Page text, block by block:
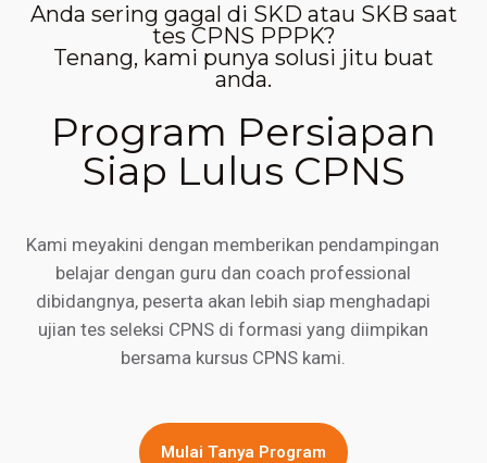
Anda sering gagal di SKD atau SKB saat
tes CPNS PPPK?
Tenang, kami punya solusi jitu buat
anda.
Program Persiapan
Siap Lulus CPNS
Kami meyakini dengan memberikan pendampingan
belajar dengan guru dan coach professional
dibidangnya, peserta akan lebih siap menghadapi
ujian tes seleksi CPNS di formasi yang diimpikan
bersama kursus CPNS kami.
Mulai Tanya Program